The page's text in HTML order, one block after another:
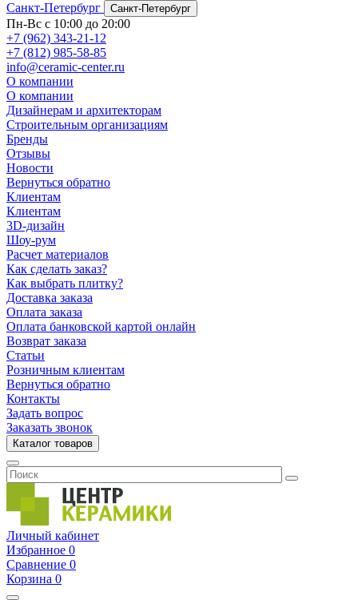
Санкт-Петербург
Санкт-Петербург
Пн-Вс с 10:00 до 20:00
+7 (962) 343-21-12
+7 (812) 985-58-85
info@ceramic-center.ru
О компании
О компании
Дизайнерам и архитекторам
Строительным организациям
Бренды
Отзывы
Новости
Вернуться обратно
Клиентам
Клиентам
3D-дизайн
Шоу-рум
Расчет материалов
Как сделать заказ?
Как выбрать плитку?
Доставка заказа
Оплата заказа
Оплата банковской картой онлайн
Возврат заказа
Статьи
Розничным клиентам
Вернуться обратно
Контакты
Задать вопрос
Заказать звонок
Каталог товаров
Личный кабинет
Избранное 0
Сравнение 0
Корзина 0